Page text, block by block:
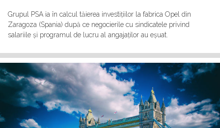
Grupul PSA ia în calcul tăierea investițiilor la fabrica Opel din
Zaragoza (Spania) după ce negocierile cu sindicatele privind
salariile și programul de lucru al angajaților au eșuat.